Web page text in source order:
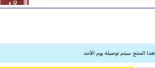
هذا المنتج سيتم توصيله يوم الأحد